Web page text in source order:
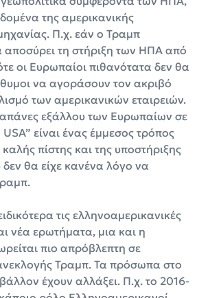
της αμερικανικής
Π.χ. εάν ο Τραμπ
αποσύρει τη στήριξη των ΗΠΑ από
οι Ευρωπαίοι πιθανότατα δεν θα
να αγοράσουν τον ακριβό
των αμερικανικών εταιρειών.
εξάλλου των Ευρωπαίων σε
είναι ένας έμμεσος τρόπος
πίστης και της υποστήριξης
θα είχε κανένα λόγο να
τις ελληνοαμερικανικές
νέα ερωτήματα, μια και η
πιο απρόβλεπτη σε
Τραμπ. Τα πρόσωπα στο
έχουν αλλάξει. Π.χ. το 2016-